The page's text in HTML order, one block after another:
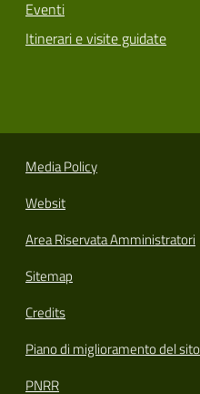
Eventi
Itinerari e visite guidate
Media Policy
Websit
Area Riservata Amministratori
Sitemap
Credits
Piano di miglioramento del sito
PNRR